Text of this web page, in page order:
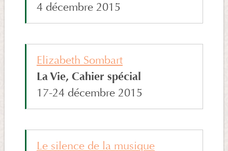
4 décembre 2015
Elizabeth Sombart
La Vie, Cahier spécial
17-24 décembre 2015
Le silence de la musique